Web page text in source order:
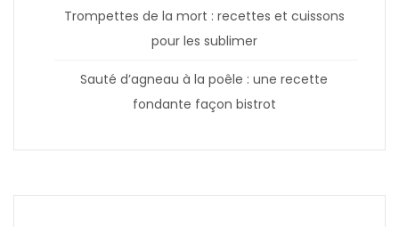
Trompettes de la mort : recettes et cuissons
pour les sublimer
Sauté d’agneau à la poêle : une recette
fondante façon bistrot